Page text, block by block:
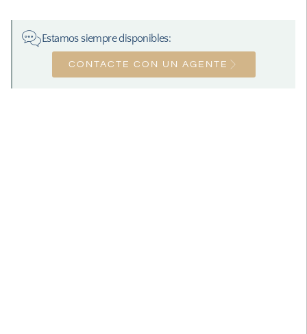
Estamos siempre disponibles:
CONTACTE CON UN AGENTE